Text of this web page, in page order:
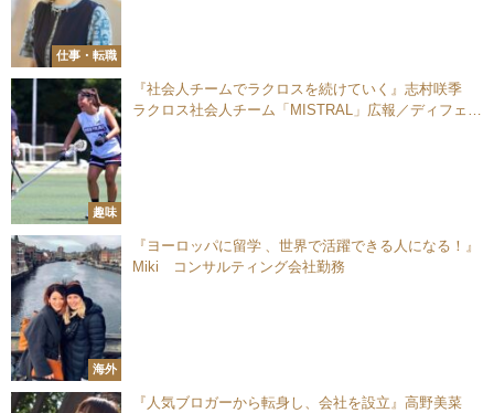
仕事・転職
趣味
『社会人チームでラクロスを続けていく』志村咲季
ラクロス社会人チーム「MISTRAL」広報／ディフェン
海外
『ヨーロッパに留学 、世界で活躍できる人になる！』
Miki コンサルティング会社勤務
『人気ブロガーから転身し、会社を設立』高野美菜